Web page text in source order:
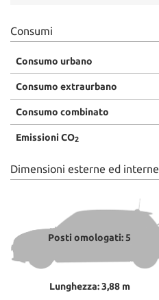
Consumi
Consumo urbano
Consumo extraurbano
Consumo combinato
Emissioni CO2
Dimensioni esterne ed interne
Posti omologati: 5
Lunghezza: 3,88 m